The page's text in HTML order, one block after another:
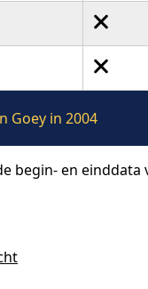
Goey in 2004
begin- en